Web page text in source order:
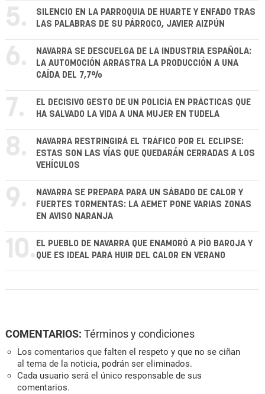
5.
SILENCIO EN LA PARROQUIA DE HUARTE Y ENFADO TRAS
LAS PALABRAS DE SU PÁRROCO, JAVIER AIZPÚN
6.
NAVARRA SE DESCUELGA DE LA INDUSTRIA ESPAÑOLA:
LA AUTOMOCIÓN ARRASTRA LA PRODUCCIÓN A UNA
CAÍDA DEL 7,7%
7.
EL DECISIVO GESTO DE UN POLICÍA EN PRÁCTICAS QUE
HA SALVADO LA VIDA A UNA MUJER EN TUDELA
8.
NAVARRA RESTRINGIRÁ EL TRÁFICO POR EL ECLIPSE:
ESTAS SON LAS VÍAS QUE QUEDARÁN CERRADAS A LOS
VEHÍCULOS
9.
NAVARRA SE PREPARA PARA UN SÁBADO DE CALOR Y
FUERTES TORMENTAS: LA AEMET PONE VARIAS ZONAS
EN AVISO NARANJA
10. EL PUEBLO DE NAVARRA QUE ENAMORÓ A PÍO BAROJA Y
QUE ES IDEAL PARA HUIR DEL CALOR EN VERANO
COMENTARIOS: Términos y condiciones
Los comentarios que falten el respeto y que no se ciñan
al tema de la noticia, podrán ser eliminados.
Cada usuario será el único responsable de sus
comentarios.